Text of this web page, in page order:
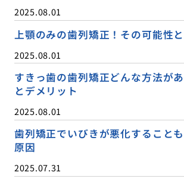
2025.08.01
上顎のみの歯列矯正！その可能性
2025.08.01
すきっ歯の歯列矯正どんな方法が
とデメリット
2025.08.01
歯列矯正でいびきが悪化すること
原因
2025.07.31